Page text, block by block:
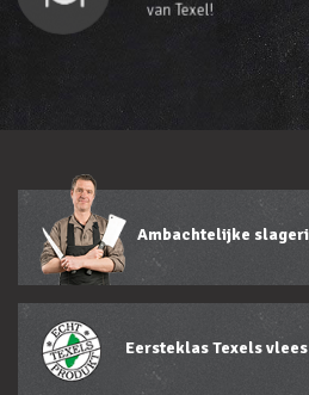
van Texel!
Ambachtelijke
Eersteklas Texels